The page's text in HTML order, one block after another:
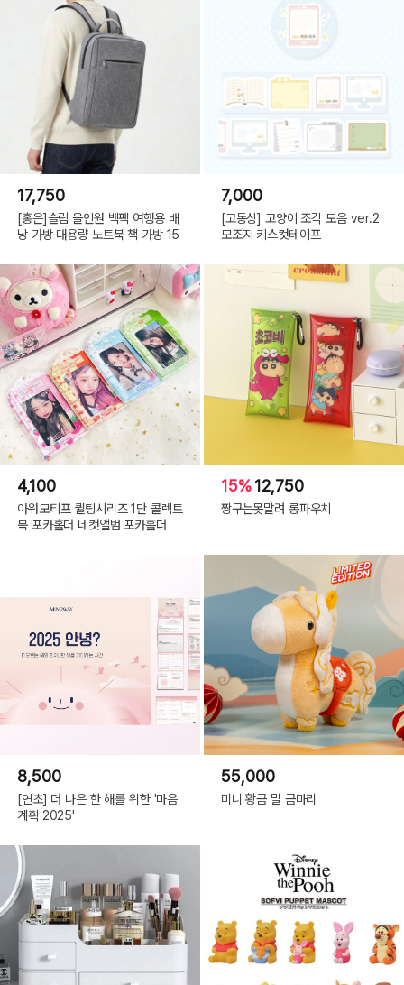
17,750
[홍은]슬림 올인원 백팩 여행용 배
낭 가방 대용량 노트북 책 가방 15
7,000
[고동상] 고양이 조각 모음 ver.2
모조지 키스컷테이프
4,100
아워모티프 퀼팅시리즈 1단 콜렉트
북 포카홀더 네컷앨범 포카홀더
15%12,750
짱구는못말려 롱파우치
8,500
[연초] 더 나은 한 해를 위한 '마음
계획 2025'
55,000
미니 황금 말 금마리